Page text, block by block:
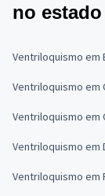
no
Ventriloquismo em
Ventriloquismo em
Ventriloquismo em
Ventriloquismo em
Ventriloquismo em